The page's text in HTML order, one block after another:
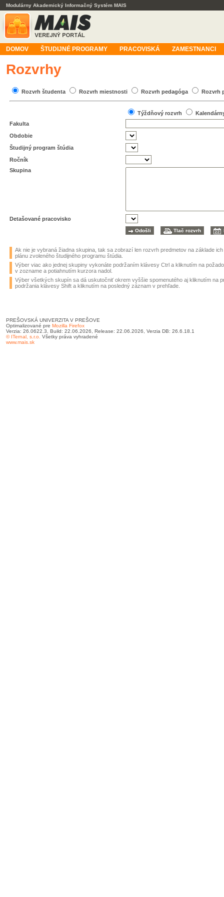
Modulárny Akademický Informačný Systém MAIS
DOMOV ŠTUDIJNÉ PROGRAMY PRACOVISKÁ ZAMESTNANCI
Rozvrhy
Rozvrh študenta Rozvrh miestnosti Rozvrh pedagóga Rozvrh
Týždňový rozvrh
Fakulta
Obdobie
Študijný program štúdia
Ročník
Skupina
Detašované pracovisko
Ak nie je vybraná žiadna skupina, tak sa zobrazí len rozvrh predmetov na základe
plánu zvoleného študijného programu štúdia.
Výber viac ako jednej skupiny vykonáte podržaním klávesy Ctrl a kliknutím na
v zozname a potiahnutím kurzora nadol.
Výber všetkých skupín sa dá uskutočniť okrem vyššie spomenutého aj kliknutím na
podržania klávesy Shift a kliknutím na posledný záznam v prehľade.
PREŠOVSKÁ UNIVERZITA V PREŠOVE
Optimalizované pre Mozilla Firefox
Verzia: 26.0622.3, Build: 22.06.2026, Release: 22.06.2026, Verzia DB: 26.6.18.1
© ITernal, s.r.o. Všetky práva vyhradené
www.mais.sk